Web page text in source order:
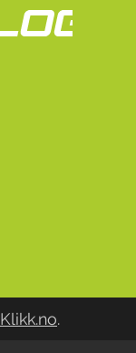
Klikk.no.